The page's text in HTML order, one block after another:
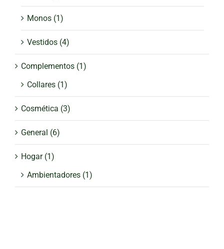
Monos (1)
Vestidos (4)
Complementos (1)
Collares (1)
Cosmética (3)
General (6)
Hogar (1)
Ambientadores (1)